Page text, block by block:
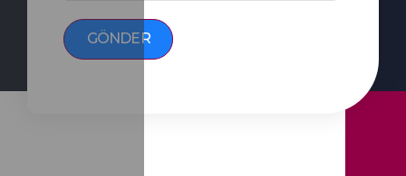
GÖNDER